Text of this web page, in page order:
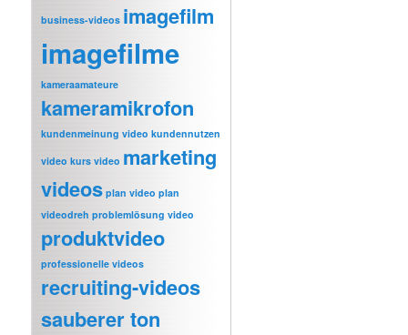
business-videos imagefilm
imagefilme
kameraamateure
kameramikrofon
kundenmeinung video kundennutzen
video kurs video marketing
videos plan video plan
videodreh problemlösung video
produktvideo
professionelle videos
recruiting-videos
sauberer ton